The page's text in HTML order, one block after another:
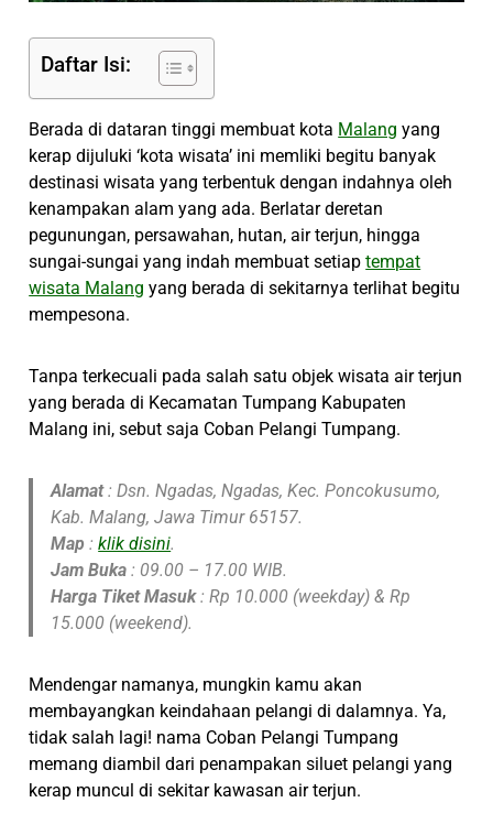
Daftar Isi:
Berada di dataran tinggi membuat kota Malang yang
kerap dijuluki ‘kota wisata’ ini memliki begitu banyak
destinasi wisata yang terbentuk dengan indahnya oleh
kenampakan alam yang ada. Berlatar deretan
pegunungan, persawahan, hutan, air terjun, hingga
sungai-sungai yang indah membuat setiaptempat
wisata Malang yang berada di sekitarnya terlihat begitu
mempesona.
Tanpa terkecuali pada salah satu objek wisata air terjun
yang berada di Kecamatan Tumpang Kabupaten
Malang ini, sebut saja Coban Pelangi Tumpang.
Alamat: Dsn. Ngadas, Ngadas, Kec. Poncokusumo,
Kab. Malang, Jawa Timur 65157.
Map:klik disini.
Jam Buka : 09.00 – 17.00 WIB.
Harga Tiket Masuk: Rp 10.000 (weekday) & Rp
15.000 (weekend).
Mendengar namanya, mungkin kamu akan
membayangkan keindahaan pelangi di dalamnya. Ya,
tidak salah lagi! nama Coban Pelangi Tumpang
memang diambil dari penampakan siluet pelangi yang
kerap muncul di sekitar kawasan air terjun.